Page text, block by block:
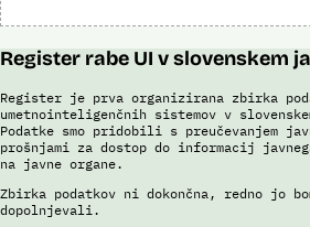
predstavljajo specifične potovalne vzorce
omogočajo usmerjeno delo policije in
na utemeljene razloge v posamičnem
potnikov, prijavljenih na let, oziroma
rezervacij letalskih vozovnic oziroma
drugim enotam policije.
pri avtomatizirani obdelavi podatkov ter
posamično pregledajo še z
Register rabe UI v slovenskem
Register je prva organizirana zbirka
umetnointeligenčnih sistemov v
Podatke smo pridobili s preučevanjem
prošnjami za dostop do informacij
na javne organe.
Zbirka podatkov ni dokončna, redno jo
dopolnjevali.